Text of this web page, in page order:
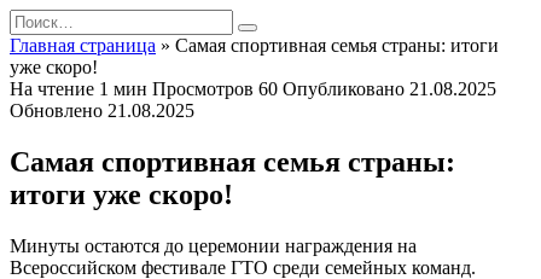
Перейти
к
содержанию
Search
for:
Главная страница » Самая спортивная семья страны: итоги
уже скоро!
На чтение 1 мин Просмотров 60 Опубликовано 21.08.2025
Обновлено 21.08.2025
Самая спортивная семья страны:
итоги уже скоро!
Минуты остаются до церемонии награждения на
Всероссийском фестивале ГТО среди семейных команд.